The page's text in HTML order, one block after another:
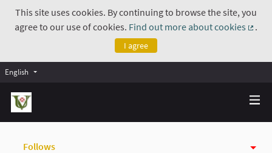
This site uses cookies. By continuing to browse the site, you
agree to our use of cookies. Find out more about cookies
.
I agree
English
Follows